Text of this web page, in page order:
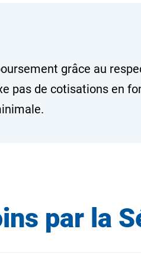
grâce au
pas de cotisations en
par la